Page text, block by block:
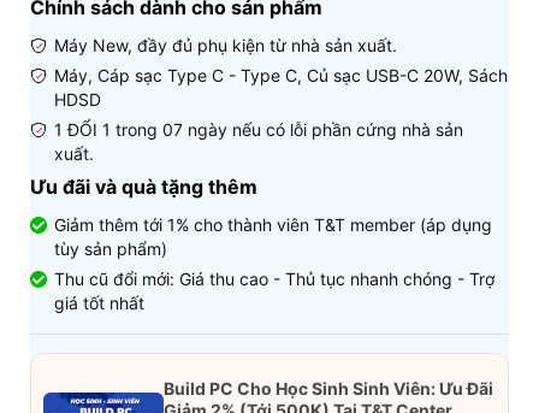
Chính sách dành cho sản phẩm
Máy New, đầy đủ phụ kiện từ nhà sản xuất.
Máy, Cáp sạc Type C - Type C, Củ sạc USB-C 20W, Sách
HDSD
1 ĐỔI 1 trong 07 ngày nếu có lỗi phần cứng nhà sản
xuất.
Ưu đãi và quà tặng thêm
Giảm thêm tới 1% cho thành viên T&T member (áp dụng
tùy sản phẩm)
Thu cũ đổi mới: Giá thu cao - Thủ tục nhanh chóng - Trợ
giá tốt nhất
Build PC Cho Học Sinh Sinh Viên: Ưu Đãi